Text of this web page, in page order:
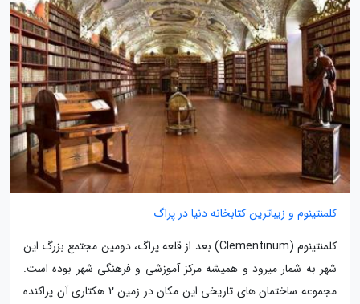
کلمنتینوم و زیباترین کتابخانه دنیا در پراگ
کلمنتینوم (Clementinum) بعد از قلعه پراگ، دومین مجتمع بزرگ این
شهر به شمار میرود و همیشه مرکز آموزشی و فرهنگی شهر بوده است.
مجموعه ساختمان های تاریخی این مکان در زمین 2 هکتاری آن پراکنده